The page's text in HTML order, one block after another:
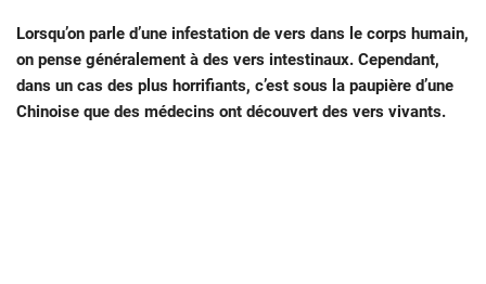
Lorsqu’on parle d’une infestation de vers dans le corps humain,
on pense généralement à des vers intestinaux. Cependant,
dans un cas des plus horrifiants, c’est sous la paupière d’une
Chinoise que des médecins ont découvert des vers vivants.